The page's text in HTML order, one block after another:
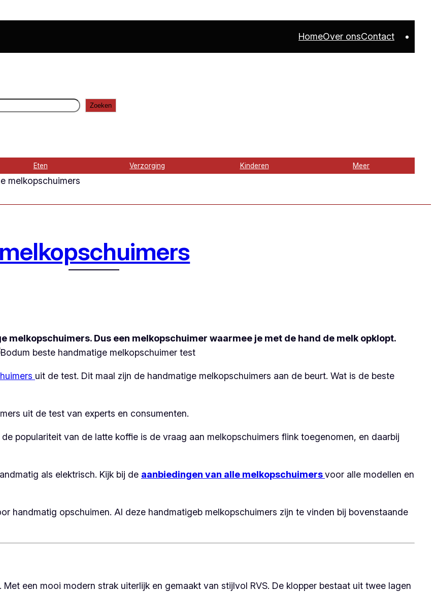
HomeOver onsContact
Zoeken
Eten Verzorging Kinderen Meer
melkopschuimers
melkopschuimers. Dus een melkopschuimer waarmee je met de hand de melk opklopt.
uit de test. Dit maal zijn de handmatige melkopschuimers aan de beurt. Wat is de beste
uit de test van experts en consumenten.
de populariteit van de latte koffie is de vraag aan melkopschuimers flink toegenomen, en daarbij
als elektrisch. Kijk bij de aanbiedingen van alle melkopschuimersvoor alle modellen en
handmatig opschuimen. Al deze handmatigeb melkopschuimers zijn te vinden bij bovenstaande
een mooi modern strak uiterlijk en gemaakt van stijlvol RVS. De klopper bestaat uit twee lagen